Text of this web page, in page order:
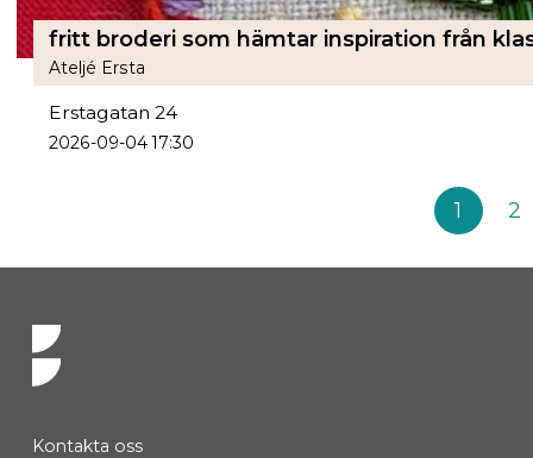
fritt broderi som hämtar inspiration från
Ateljé Ersta
Erstagatan 24
2026-09-04 17:30
1 2
Kontakta oss